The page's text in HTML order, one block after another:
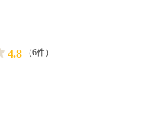
4.8 （6件）